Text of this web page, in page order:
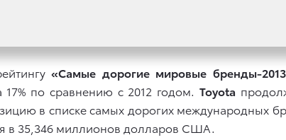
«Самые дорогие мировые бренды-
17% по сравнению с 2012 годом. Toyota
в списке самых дорогих международных
в 35,346 миллионов долларов США.